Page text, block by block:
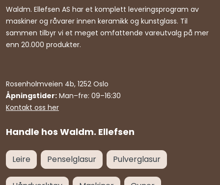
Handle hos Waldm. Ellefsen
Waldm. Ellefsen AS har et komplett leveringsprogram av
maskiner og råvarer innen keramikk og kunstglass. Til
sammen tilbyr vi et meget omfattende vareutvalg på mer
enn 20.000 produkter.
Rosenholmveien 4b, 1252 Oslo
Åpningstider: Man–fre: 09–16:30
Kontakt oss her
Leire Penselglasur Pulverglasur